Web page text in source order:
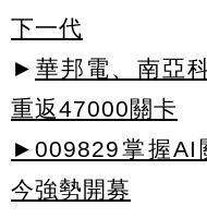
下一代
► 華邦電、南亞
重返47000關卡
►009829掌握AI
今強勢開募